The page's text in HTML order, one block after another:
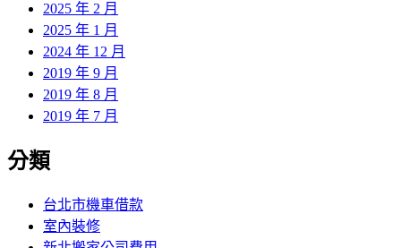
2025 年 2 月
2025 年 1 月
2024 年 12 月
2019 年 9 月
2019 年 8 月
2019 年 7 月
分類
台北市機車借款
室內裝修